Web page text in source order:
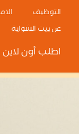
التوظيف
عن بيت الشواية
اطلب أون لاين